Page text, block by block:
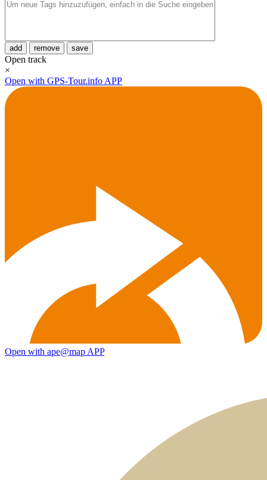
add remove save
Open track
×
Open with GPS-Tour.info APP
Open with ape@map APP